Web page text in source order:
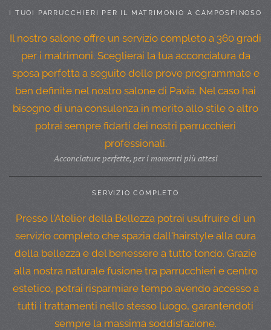
I TUOI PARRUCCHIERI PER IL MATRIMONIO A CAMPOSPINOSO
Il nostro salone offre un servizio completo a 360 gradi
per i matrimoni. Sceglierai la tua acconciatura da
sposa perfetta a seguito delle prove programmate e
ben definite nel nostro salone di Pavia. Nel caso hai
bisogno di una consulenza in merito allo stile o altro
potrai sempre fidarti dei nostri parrucchieri
professionali.
Acconciature perfette, per i momenti più attesi
SERVIZIO COMPLETO
Presso l'Atelier della Bellezza potrai usufruire di un
servizio completo che spazia dall'hairstyle alla cura
della bellezza e del benessere a tutto tondo. Grazie
alla nostra naturale fusione tra parrucchieri e centro
estetico, potrai risparmiare tempo avendo accesso a
tutti i trattamenti nello stesso luogo, garantendoti
sempre la massima soddisfazione.